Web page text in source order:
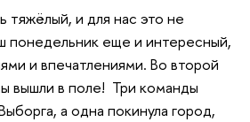
и для нас это не
понедельник еще и интересный,
и впечатлениями. Во второй
вышли в поле! Три команды
а одна покинула город,